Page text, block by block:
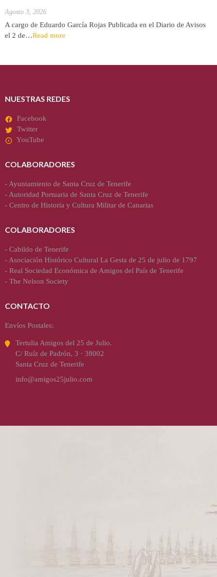
Agosto 3, 2026
A cargo de Eduardo García Rojas Publicada en el Diario de Avisos
el 2 de…Read more
NUESTRAS REDES
Facebook
Twitter
YouTube
COLABORADORES
- Ayuntamiento de Santa Cruz de Tenerife
- Autoridad Portuaria de Santa Cruz de Tenerife
- Centro de Historia y Cultura Militar de Canarias
COLABORADORES
- Cabildo de Tenerife
- Asociación Histórico Cultural La Gesta de 25 de julio de 1797
- Real Sociedad Económica de Amigos del País de Tenerife
- The Nelson Society
CONTACTO
Envíos Postales:
Tertulia Amigos del 25 de Julio.
C/ Ruíz de Padrón, 3 · 38002
Santa Cruz de Tenerife
info@amigos25julio.com